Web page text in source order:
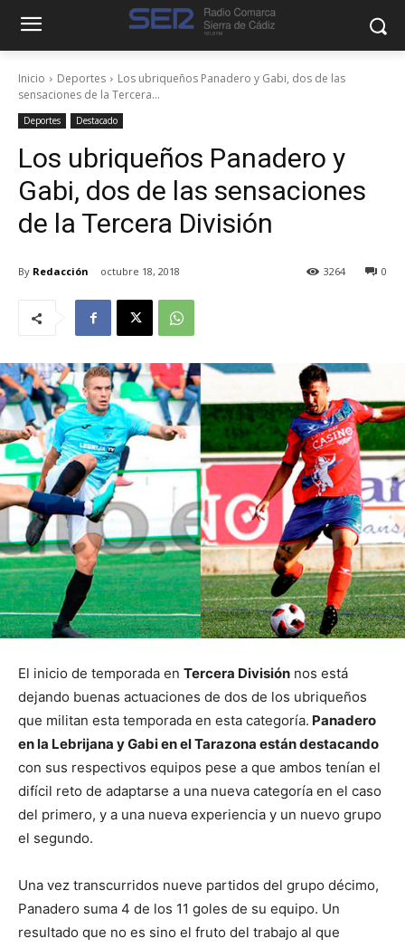
Inicio Deportes
Los ubriqueños Panadero y Gabi, dos de las
sensaciones de la Tercera...
Deportes Destacado
Los ubriqueños Panadero y
Gabi, dos de las sensaciones
de la Tercera División
By Redacción octubre 18, 2018 0
3264
El inicio de temporada en Tercera División nos está
dejando buenas actuaciones de dos de los ubriqueños
que militan esta temporada en esta categoría. Panadero
en la Lebrijana y Gabi en el Tarazona están destacando
con sus respectivos equipos pese a que ambos tenían el
difícil reto de adaptarse a una nueva categoría en el caso
del primero, y a una nueva experiencia y un nuevo grupo
el segundo.
Una vez transcurridos nueve partidos del grupo décimo,
Panadero suma 4 de los 11 goles de su equipo. Un
resultado que no es sino el fruto del trabajo al que